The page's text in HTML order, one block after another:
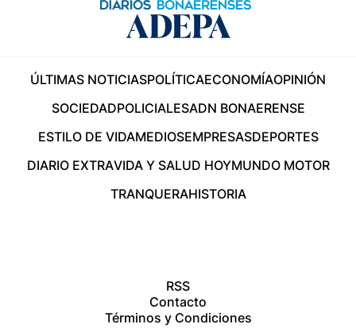
ÚLTIMAS NOTICIASPOLÍTICAECONOMÍAOPINIÓN
SOCIEDADPOLICIALESADN BONAERENSE
ESTILO DE VIDAMEDIOSEMPRESASDEPORTES
DIARIO EXTRAVIDA Y SALUD HOYMUNDO MOTOR
TRANQUERAHISTORIA
RSS
Contacto
Términos y Condiciones